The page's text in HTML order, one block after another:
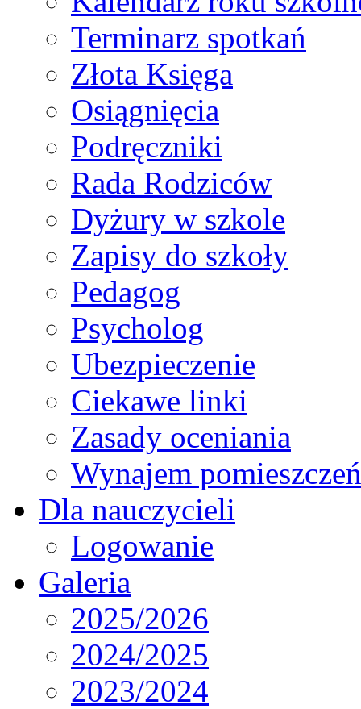
Terminarz spotkań
Złota Księga
Osiągnięcia
Podręczniki
Rada Rodziców
Dyżury w szkole
Zapisy do szkoły
Pedagog
Psycholog
Ubezpieczenie
Ciekawe linki
Zasady oceniania
Wynajem pomieszczeń
Dla nauczycieli
Logowanie
Galeria
2025/2026
2024/2025
2023/2024